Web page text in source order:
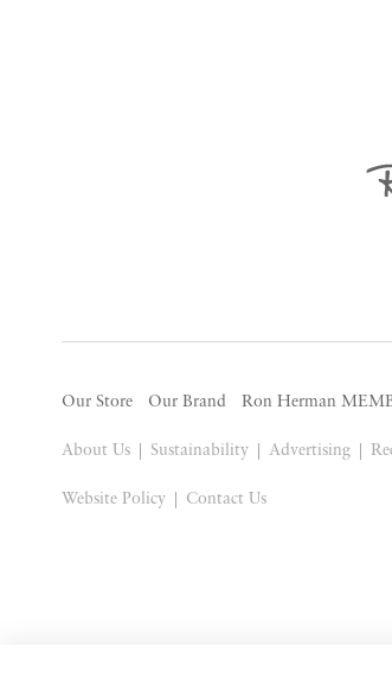
Our Store Our Brand Ron Herman
About Us Sustainability Advertising
Website Policy Contact Us